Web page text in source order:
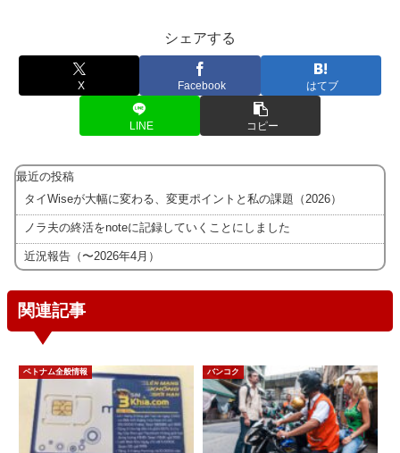
シェアする
X Facebook はてブ
LINE コピー
最近の投稿
タイWiseが大幅に変わる、変更ポイントと私の課題（2026）
ノラ夫の終活をnoteに記録していくことにしました
近況報告（〜2026年4月）
関連記事
ベトナム全般情報 バンコク